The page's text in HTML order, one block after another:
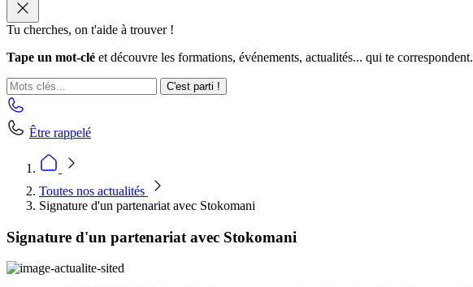
Tu cherches, on t'aide à trouver !
Tape un mot-clé et découvre les formations, événements, actualités... qui te correspondent.
C'est parti !
Être rappelé
Toutes nos actualités
Signature d'un partenariat avec Stokomani
Signature d'un partenariat avec Stokomani